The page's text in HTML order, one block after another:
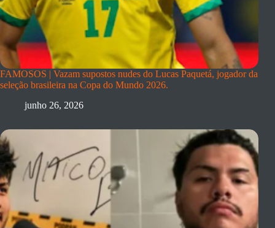
FAMOSOS | Vazam supostos nudes do Lucas Paquetá, jogador da
seleção brasileira na Copa do Mundo 2026.
junho 26, 2026